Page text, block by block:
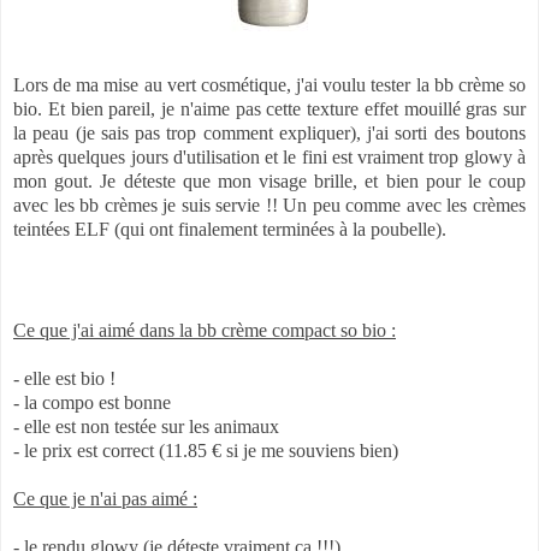
Lors de ma mise au vert cosmétique, j'ai voulu tester la bb crème so
bio. Et bien pareil, je n'aime pas cette texture effet mouillé gras sur
la peau (je sais pas trop comment expliquer), j'ai sorti des boutons
après quelques jours d'utilisation et le fini est vraiment trop glowy à
mon gout. Je déteste que mon visage brille, et bien pour le coup
avec les bb crèmes je suis servie !! Un peu comme avec les crèmes
teintées ELF (qui ont finalement terminées à la poubelle).
Ce que j'ai aimé dans la bb crème compact so bio :
- elle est bio !
- la compo est bonne
- elle est non testée sur les animaux
- le prix est correct (11.85 € si je me souviens bien)
Ce que je n'ai pas aimé :
- le rendu glowy (je déteste vraiment ça !!!)